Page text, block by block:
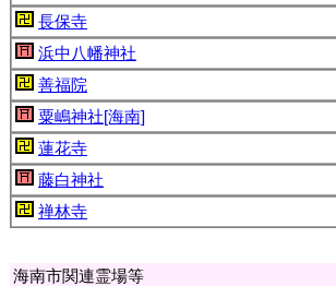
長保寺
浜中八幡神社
善福院
粟嶋神社[海南]
蓮花寺
藤白神社
禅林寺
海南市関連霊場等